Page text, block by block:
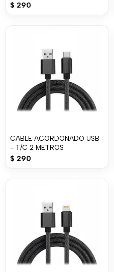
$ 290
CABLE ACORDONADO USB
- T/C 2 METROS
$ 290